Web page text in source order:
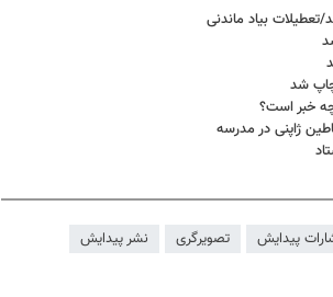
بیاد ماندنی
شد
خبر است؟
ژاپنی در مدرسه
پیدایش تصویرگری نشر پیدایش